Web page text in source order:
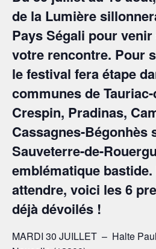
de la Lumière
Pays Ségali pour
votre rencontre. Pour
le festival fera étape
communes de
Crespin, Pradinas,
Cassagnes-Bégonhès
Sauveterre-de-
emblématique
attendre, voici les 6
déjà dévoilés !
MARDI 30 JUILLET – Halte